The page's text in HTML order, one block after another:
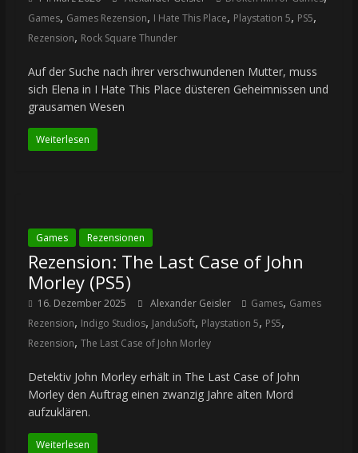
Games, Games Rezension, I Hate This Place, Playstation 5, PS5,
Rezension, Rock Square Thunder
Auf der Suche nach ihrer verschwundenen Mutter, muss
sich Elena in I Hate This Place düsteren Geheimnissen und
grausamen Wesen
Weiterlesen
Games Rezensionen
Rezension: The Last Case of John
Morley (PS5)
16. Dezember 2025 Alexander Geisler Games, Games
Rezension, Indigo Studios, JanduSoft, Playstation 5, PS5,
Rezension, The Last Case of John Morley
Detektiv John Morley erhält in The Last Case of John
Morley den Auftrag einen zwanzig Jahre alten Mord
aufzuklären.
Weiterlesen